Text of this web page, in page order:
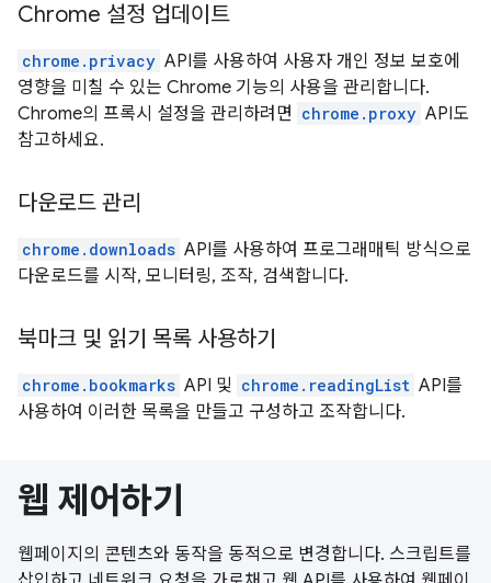
Chrome 설정 업데이트
chrome.privacy API를 사용하여 사용자 개인 정보 보호에
영향을 미칠 수 있는 Chrome 기능의 사용을 관리합니다.
Chrome의 프록시 설정을 관리하려면 chrome.proxy API도
참고하세요.
다운로드 관리
chrome.downloads API를 사용하여 프로그래매틱 방식으로
다운로드를 시작, 모니터링, 조작, 검색합니다.
북마크 및 읽기 목록 사용하기
chrome.bookmarks API 및 chrome.readingList API를
사용하여 이러한 목록을 만들고 구성하고 조작합니다.
웹 제어하기
웹페이지의 콘텐츠와 동작을 동적으로 변경합니다. 스크립트를